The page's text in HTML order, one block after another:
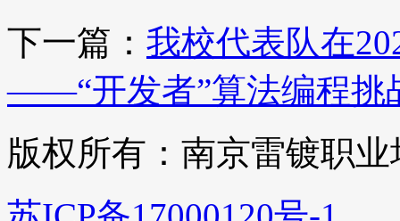
下一篇： 我校代表队在
——“开发者”算法编程挑
版权所有：南京雷镀职